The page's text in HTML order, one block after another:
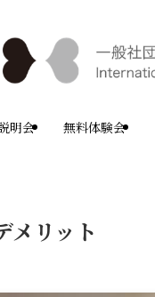
明会 無料体験会
メリット